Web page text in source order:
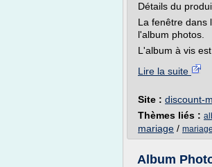
Détails du
La fenêtre dans
l'album photos.
L'album à vis est
Lire la suite
Site : discount-
Thèmes liés :
mariage /
Album